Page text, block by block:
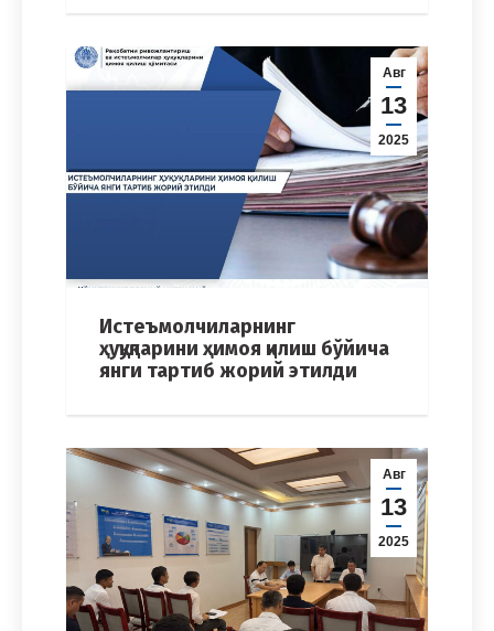
Авг
13
2025
Истеъмолчиларнинг
ҳуқуқларини ҳимоя қилиш бўйича
янги тартиб жорий этилди
Авг
13
2025